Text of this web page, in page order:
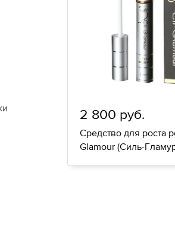
2 800 руб.
Средство для роста
Glamour (Силь-